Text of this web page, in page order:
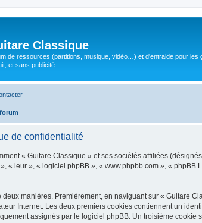
Classique
de ressources (partitions, musique, vidéo…) et d'entraide pour les
et sans publicité.
de confidentialité
« Guitare Classique » et ses sociétés affiliées
« leur », « logiciel phpBB », « www.phpbb.com », «
manières. Premièrement, en naviguant sur « Guitare
Internet. Les deux premiers cookies contiennent un
assignés par le logiciel phpBB. Un troisième